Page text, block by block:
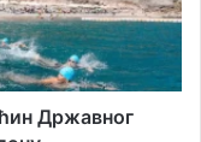
Државног